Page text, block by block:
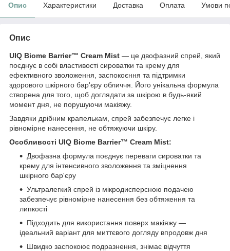
Опис Характеристики Доставка Оплата Умови
Опис
UIQ Biome Barrier™ Cream Mist — це двофазний спрей, який
поєднує в собі властивості сироватки та крему для
ефективного зволоження, заспокоєння та підтримки
здорового шкірного бар'єру обличчя. Його унікальна формула
створена для того, щоб доглядати за шкірою в будь-який
момент дня, не порушуючи макіяжу.
Завдяки дрібним крапелькам, спрей забезпечує легке і
рівномірне нанесення, не обтяжуючи шкіру.
Особливості UIQ Biome Barrier™ Cream Mist:
Двофазна формула поєднує переваги сироватки та
крему для інтенсивного зволоження та зміцнення
шкірного бар'єру
Ультралегкий спрей із мікродисперсною подачею
забезпечує рівномірне нанесення без обтяження та
липкості
Підходить для використання поверх макіяжу —
ідеальний варіант для миттєвого догляду впродовж дня
Швидко заспокоює подразнення, знімає відчуття